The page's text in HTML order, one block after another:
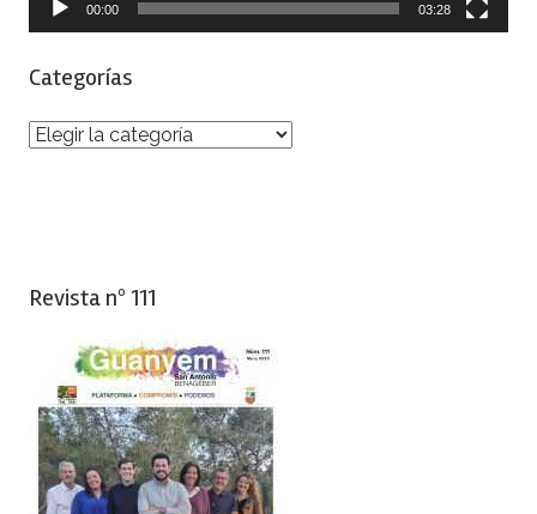
00:00 03:28
Categorías
Categorías
Revista nº 111